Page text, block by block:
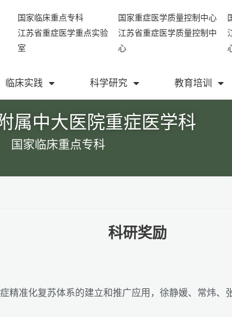
国家临床重点专科
江苏省重症医学重点实验
室
国家重症医学质量控制中心
江苏省重症医学质量控制中
心
临床实践 科学研究 教育培训
属中大医院重症医学科
国家临床重点专科
科研奖励
精准化复苏体系的建立和推广应用，徐静媛、常炜、